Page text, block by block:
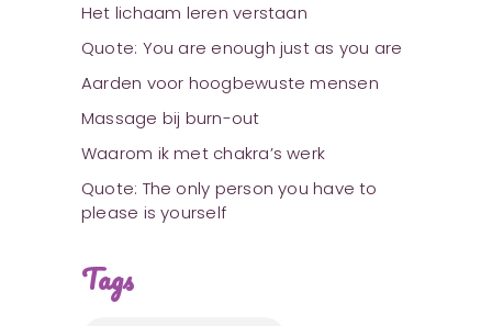
Het lichaam leren verstaan
Quote: You are enough just as you are
Aarden voor hoogbewuste mensen
Massage bij burn-out
Waarom ik met chakra’s werk
Quote: The only person you have to
please is yourself
Tags